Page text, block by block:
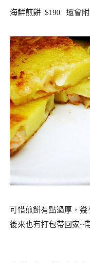
海鮮煎餅 $190 還會
可惜煎餅有點過厚，
後來也有打包帶回家~